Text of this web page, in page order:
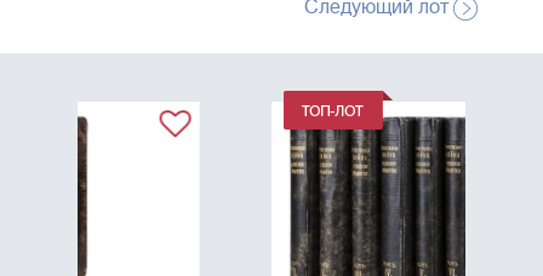
Следующий лот